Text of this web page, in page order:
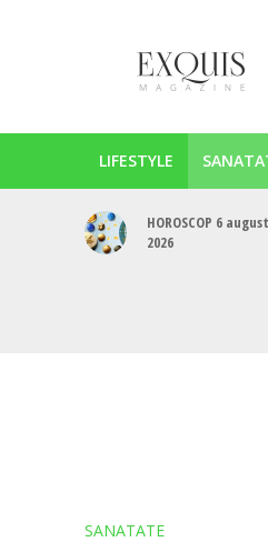
LIFESTYLE
HOROSCOP 6 august
2026
SANATATE